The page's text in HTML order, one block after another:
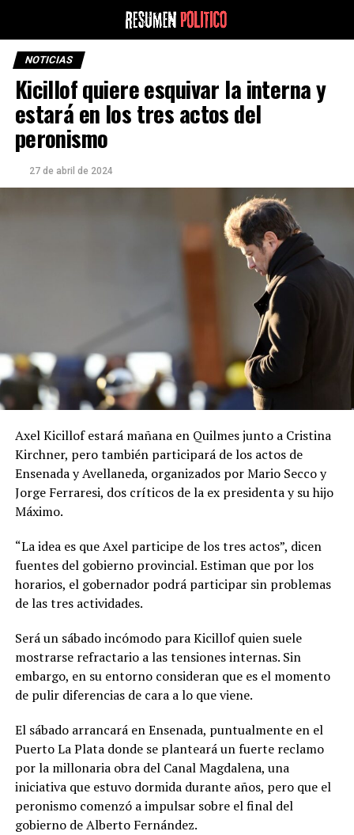
NOTICIAS
Kicillof quiere esquivar la interna y
estará en los tres actos del
peronismo
27 de abril de 2024
Axel Kicillof estará mañana en Quilmes junto a Cristina
Kirchner, pero también participará de los actos de
Ensenada y Avellaneda, organizados por Mario Secco y
Jorge Ferraresi, dos críticos de la ex presidenta y su hijo
Máximo.
“La idea es que Axel participe de los tres actos”, dicen
fuentes del gobierno provincial. Estiman que por los
horarios, el gobernador podrá participar sin problemas
de las tres actividades.
Será un sábado incómodo para Kicillof quien suele
mostrarse refractario a las tensiones internas. Sin
embargo, en su entorno consideran que es el momento
de pulir diferencias de cara a lo que viene.
El sábado arrancará en Ensenada, puntualmente en el
Puerto La Plata donde se planteará un fuerte reclamo
por la millonaria obra del Canal Magdalena, una
iniciativa que estuvo dormida durante años, pero que el
peronismo comenzó a impulsar sobre el final del
gobierno de Alberto Fernández.